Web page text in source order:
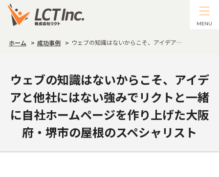
MENU
ホーム 成功事例 ウェブの知識はないからこそ、アイデア…
ウェブの知識はないからこそ、アイデ
アと他社にはない強みでリクトと一緒
に自社ホームページを作り上げた大阪
府・堺市の屋根のスペシャリスト